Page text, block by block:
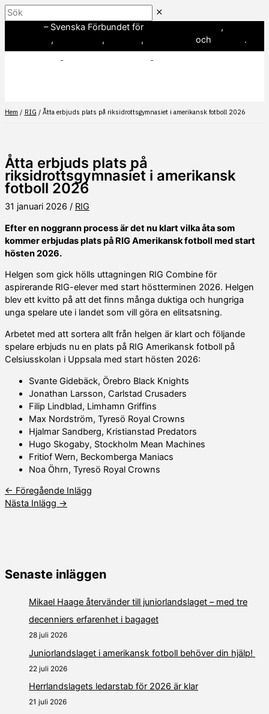
Hoppa
till
Sök
– Svenska Förbundet för
,
, , , och .
Hem RIG Åtta erbjuds plats på riksidrottsgymnasiet i amerikansk fotboll 2026
Åtta erbjuds plats på
riksidrottsgymnasiet i amerikansk
fotboll 2026
31 januari 2026 / RIG
Efter en noggrann process är det nu klart vilka åta som
kommer erbjudas plats på RIG Amerikansk fotboll med start
hösten 2026.
Helgen som gick hölls uttagningen RIG Combine för
aspirerande RIG-elever med start höstterminen 2026. Helgen
blev ett kvitto på att det finns många duktiga och hungriga
unga spelare ute i landet som vill göra en elitsatsning.
Arbetet med att sortera allt från helgen är klart och följande
spelare erbjuds nu en plats på RIG Amerikansk fotboll på
Celsiusskolan i Uppsala med start hösten 2026:
Svante Gidebäck, Örebro Black Knights
Jonathan Larsson, Carlstad Crusaders
Filip Lindblad, Limhamn Griffins
Max Nordström, Tyresö Royal Crowns
Hjalmar Sandberg, Kristianstad Predators
Hugo Skogaby, Stockholm Mean Machines
Fritiof Wern, Beckomberga Maniacs
Noa Öhrn, Tyresö Royal Crowns
← Föregående Inlägg
Nästa Inlägg →
Senaste inläggen
Mikael Haage återvänder till juniorlandslaget – med tre
decenniers erfarenhet i bagaget
28 juli 2026
Juniorlandslaget i amerikansk fotboll behöver din hjälp!
22 juli 2026
Herrlandslagets ledarstab för 2026 är klar
21 juli 2026